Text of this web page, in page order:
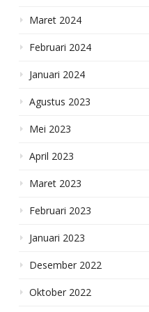
Maret 2024
Februari 2024
Januari 2024
Agustus 2023
Mei 2023
April 2023
Maret 2023
Februari 2023
Januari 2023
Desember 2022
Oktober 2022